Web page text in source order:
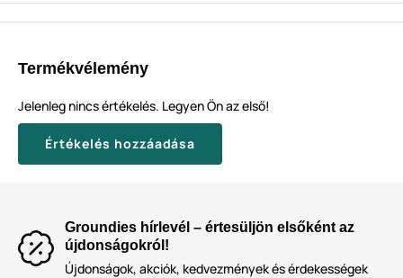
Termékvélemény
Jelenleg nincs értékelés. Legyen Ön az első!
Értékelés hozzáadása
Groundies hírlevél – értesüljön elsőként az
újdonságokról!
Újdonságok, akciók, kedvezmények és érdekességek